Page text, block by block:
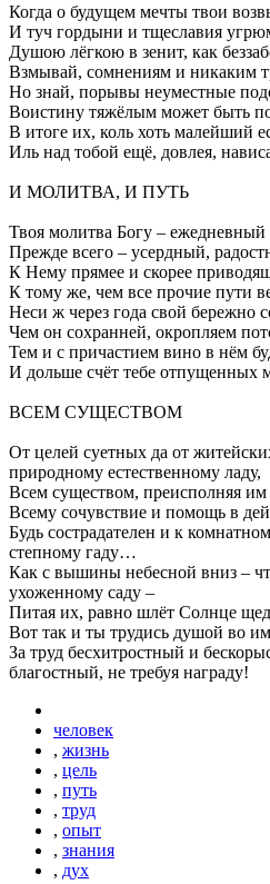
Когда о будущем мечты твои
И туч гордыни и тщеславия
Душою лёгкою в зенит, как
Взмывай, сомнениям и никаким
Но знай, порывы неуместные
Воистину тяжёлым может быть
В итоге их, коль хоть малейший
Иль над тобой ещё, довлея,
И МОЛИТВА, И ПУТЬ
Твоя молитва Богу – ежедневный
Прежде всего – усердный,
К Нему прямее и скорее
К тому же, чем все прочие пути
Неси ж через года свой бережно
Чем он сохранней, окропляем
Тем и с причастием вино в нём
И дольше счёт тебе отпущенных
ВСЕМ СУЩЕСТВОМ
От целей суетных да от
природному естественному ладу,
Всем существом, преисполняя
Всему сочувствие и помощь в
Будь сострадателен и к
степному гаду…
Как с вышины небесной вниз –
ухоженному саду –
Питая их, равно шлёт Солнце
Вот так и ты трудись душой во
За труд бесхитростный и
благостный, не требуя награду!
человек
, жизнь
, цель
, путь
, труд
, опыт
, знания
, дух